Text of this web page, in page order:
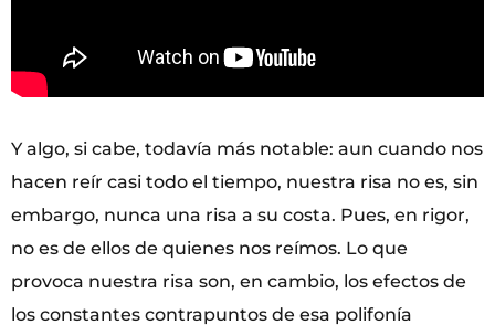
Y algo, si cabe, todavía más notable: aun cuando nos
hacen reír casi todo el tiempo, nuestra risa no es, sin
embargo, nunca una risa a su costa. Pues, en rigor,
no es de ellos de quienes nos reímos. Lo que
provoca nuestra risa son, en cambio, los efectos de
los constantes contrapuntos de esa polifonía